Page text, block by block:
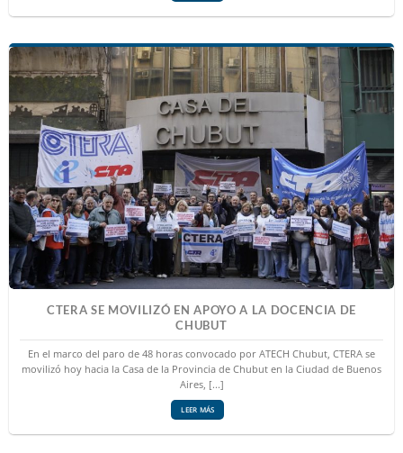
CTERA SE MOVILIZÓ EN APOYO A LA DOCENCIA DE
CHUBUT
En el marco del paro de 48 horas convocado por ATECH Chubut, CTERA se
movilizó hoy hacia la Casa de la Provincia de Chubut en la Ciudad de Buenos
Aires, [...]
LEER MÁS